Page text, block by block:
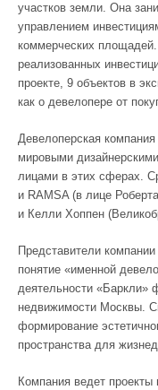
участков земли. Она
управлением
коммерческих
реализованных
проекте, 9 объектов в
как о девелопере от
Девелоперская
мировыми
лицами в этих сферах.
и RAMSA (в лице
и Келли Хоппен
Представители
понятие «именной
деятельности «Баркли»
недвижимости Москвы.
формирование
пространства для
Компания ведет